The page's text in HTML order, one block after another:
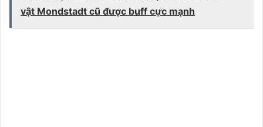
vật Mondstadt cũ được buff cực mạnh